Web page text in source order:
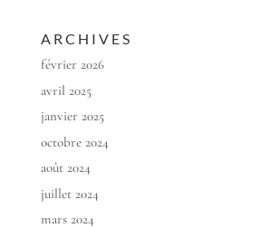
ARCHIVES
février 2026
avril 2025
janvier 2025
octobre 2024
août 2024
juillet 2024
mars 2024